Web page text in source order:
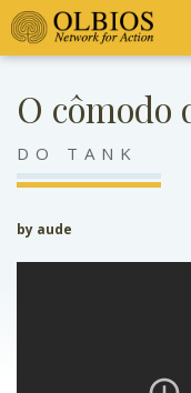
O cômodo
DO TANK
by aude